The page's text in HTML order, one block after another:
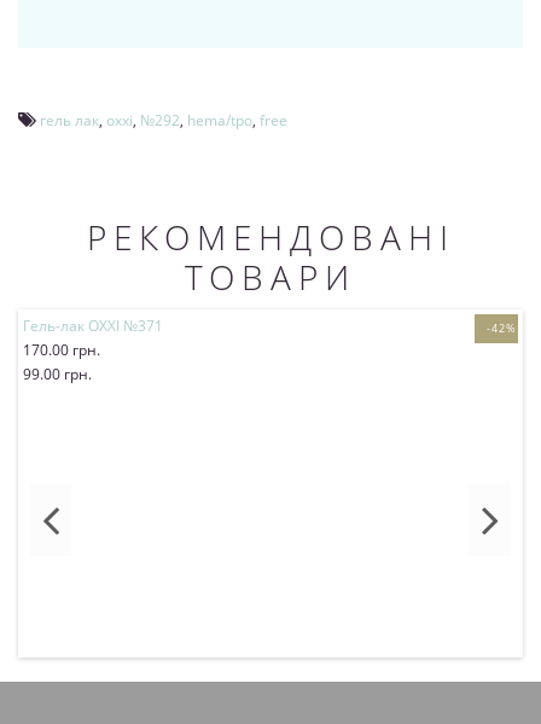
гель лак, oxxi, №292, hema/tpo, free
РЕКОМЕНДОВАНІ
ТОВАРИ
-42%
Гель-лак OXXI №371
170.00 грн.
99.00 грн.